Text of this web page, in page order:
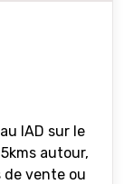
autour,
de vente ou